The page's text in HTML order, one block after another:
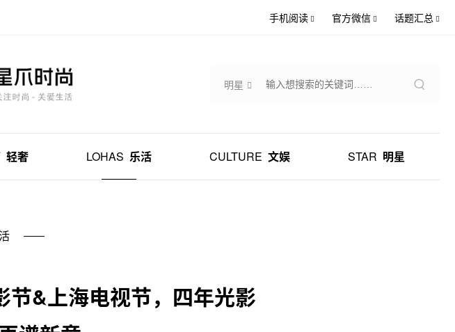
手机阅读 官方微信 话题汇总
明星
轻奢 LOHAS 乐活 CULTURE 文娱 STAR 明星
节&上海电视节，四年光影